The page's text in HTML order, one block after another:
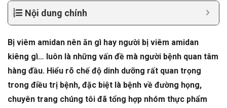
Nội dung chính
Bị viêm amidan nên ăn gì hay người bị viêm amidan
kiêng gì… luôn là những vấn đề mà người bệnh quan tâm
hàng đầu. Hiểu rõ chế độ dinh dưỡng rất quan trọng
trong điều trị bệnh, đặc biệt là bệnh về đường họng,
chuyên trang chúng tôi đã tổng hợp nhóm thực phẩm